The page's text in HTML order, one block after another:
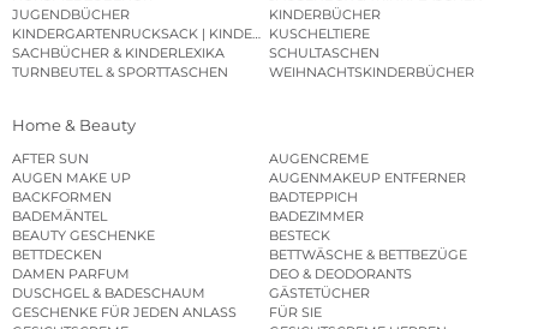
JUGENDBÜCHER
KINDERBÜCHER
KINDERGARTENRUCKSACK | KINDERGARTENBEUTEL
KUSCHELTIERE
SACHBÜCHER & KINDERLEXIKA
SCHULTASCHEN
TURNBEUTEL & SPORTTASCHEN
WEIHNACHTSKINDERBÜCHER
Home & Beauty
AFTER SUN
AUGENCREME
AUGEN MAKE UP
AUGENMAKEUP ENTFERNER
BACKFORMEN
BADTEPPICH
BADEMÄNTEL
BADEZIMMER
BEAUTY GESCHENKE
BESTECK
BETTDECKEN
BETTWÄSCHE & BETTBEZÜGE
DAMEN PARFUM
DEO & DEODORANTS
DUSCHGEL & BADESCHAUM
GÄSTETÜCHER
GESCHENKE FÜR JEDEN ANLASS
FÜR SIE